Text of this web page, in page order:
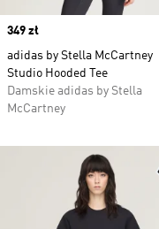
Price
349 zł
adidas by Stella McCartney
Studio Hooded Tee
Damskie adidas by Stella
McCartney